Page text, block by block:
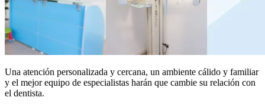
Una atención personalizada y cercana, un ambiente cálido y familiar
y el mejor equipo de especialistas harán que cambie su relación con
el dentista.